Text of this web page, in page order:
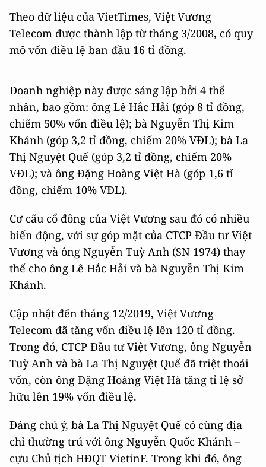
Theo dữ liệu của VietTimes, Việt Vương
Telecom được thành lập từ tháng 3/2008, có quy
mô vốn điều lệ ban đầu 16 tỉ đồng.
Doanh nghiệp này được sáng lập bởi 4 thể
nhân, bao gồm: ông Lê Hắc Hải (góp 8 tỉ đồng,
chiếm 50% vốn điều lệ); bà Nguyễn Thị Kim
Khánh (góp 3,2 tỉ đồng, chiếm 20% VĐL); bà La
Thị Nguyệt Quế (góp 3,2 tỉ đồng, chiếm 20%
VĐL); và ông Đặng Hoàng Việt Hà (góp 1,6 tỉ
đồng, chiếm 10% VĐL).
Cơ cấu cổ đông của Việt Vương sau đó có nhiều
biến động, với sự góp mặt của CTCP Đầu tư Việt
Vương và ông Nguyễn Tuỳ Anh (SN 1974) thay
thế cho ông Lê Hắc Hải và bà Nguyễn Thị Kim
Khánh.
Cập nhật đến tháng 12/2019, Việt Vương
Telecom đã tăng vốn điều lệ lên 120 tỉ đồng.
Trong đó, CTCP Đầu tư Việt Vương, ông Nguyễn
Tuỳ Anh và bà La Thị Nguyệt Quế đã triệt thoái
vốn, còn ông Đặng Hoàng Việt Hà tăng tỉ lệ sở
hữu lên 19% vốn điều lệ.
Đáng chú ý, bà La Thị Nguyệt Quế có cùng địa
chỉ thường trú với ông Nguyễn Quốc Khánh –
cựu Chủ tịch HĐQT VietinF. Trong khi đó, ông